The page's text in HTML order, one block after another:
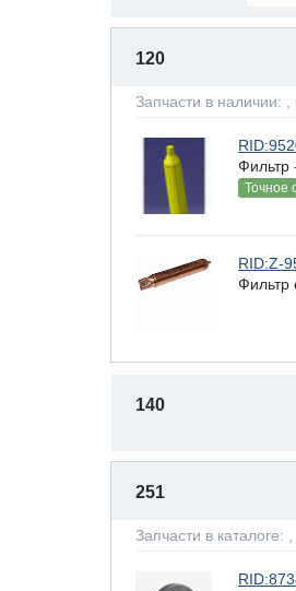
120
Запчасти в наличии:
Фильтр
Точное
RID:Z-
Фильтр
140
251
Запчасти в каталоге: